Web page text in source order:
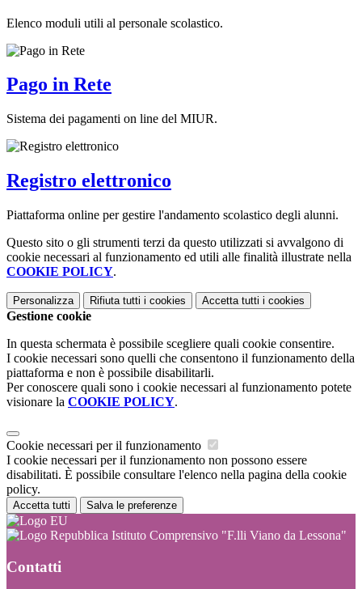
Elenco moduli utili al personale scolastico.
Pago in Rete
Sistema dei pagamenti on line del MIUR.
Registro elettronico
Piattaforma online per gestire l'andamento scolastico degli alunni.
Questo sito o gli strumenti terzi da questo utilizzati si avvalgono di
cookie necessari al funzionamento ed utili alle finalità illustrate nella
COOKIE POLICY.
Personalizza Rifiuta tutti i cookies Accetta tutti i cookies
Gestione cookie
In questa schermata è possibile scegliere quali cookie consentire.
I cookie necessari sono quelli che consentono il funzionamento della
piattaforma e non è possibile disabilitarli.
Per conoscere quali sono i cookie necessari al funzionamento potete
visionare la COOKIE POLICY.
Cookie necessari per il funzionamento
I cookie necessari per il funzionamento non possono essere
disabilitati. È possibile consultare l'elenco nella pagina della cookie
policy.
Accetta tutti Salva le preferenze
Istituto Comprensivo "F.lli Viano da Lessona"
Contatti